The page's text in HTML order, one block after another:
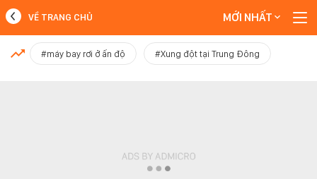
MỚI NHẤT
VỀ TRANG CHỦ MỚI NHẤT
#máy bay rơi ở ấn độ #Xung đột tại Trung Đông